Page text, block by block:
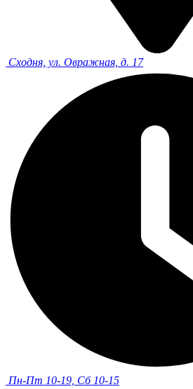
Сходня, ул. Овражная, д. 17
Пн-Пт 10-19, Сб 10-15